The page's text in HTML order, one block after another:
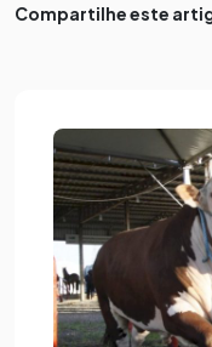
Compartilhe este